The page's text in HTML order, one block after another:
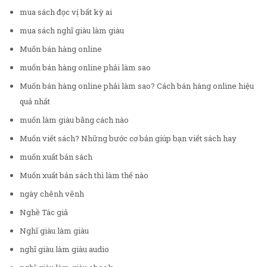
mua sách đọc vị bất kỳ ai
mua sách nghĩ giàu làm giàu
Muốn bán hàng online
muốn bán hàng online phải làm sao
Muốn bán hàng online phải làm sao? Cách bán hàng online hiệu
quả nhất
muốn làm giàu bằng cách nào
Muốn viết sách? Những bước cơ bản giúp bạn viết sách hay
muốn xuất bản sách
Muốn xuất bản sách thì làm thế nào
ngày chênh vênh
Nghề Tác giả
Nghĩ giàu làm giàu
nghĩ giàu làm giàu audio